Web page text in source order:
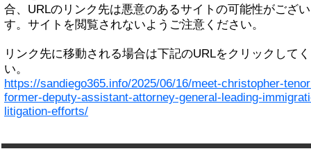
合、URLのリンク先は悪意のあるサイトの可能性がござ
す。サイトを閲覧されないようご注意ください。
リンク先に移動される場合は下記のURLをクリックして
い。
https://sandiego365.info/2025/06/16/meet-christopher-
former-deputy-assistant-attorney-general-leading-
litigation-efforts/